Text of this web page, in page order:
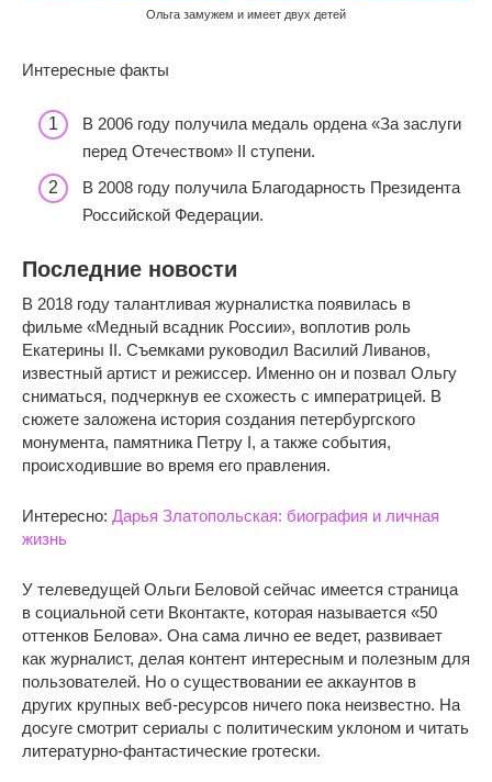
Ольга замужем и имеет двух детей
Интересные факты
В 2006 году получила медаль ордена «За заслуги
перед Отечеством» II ступени.
В 2008 году получила Благодарность Президента
Российской Федерации.
Последние новости
В 2018 году талантливая журналистка появилась в
фильме «Медный всадник России», воплотив роль
Екатерины II. Съемками руководил Василий Ливанов,
известный артист и режиссер. Именно он и позвал Ольгу
сниматься, подчеркнув ее схожесть с императрицей. В
сюжете заложена история создания петербургского
монумента, памятника Петру I, а также события,
происходившие во время его правления.
Интересно: Дарья Златопольская: биография и личная
жизнь
У телеведущей Ольги Беловой сейчас имеется страница
в социальной сети Вконтакте, которая называется «50
оттенков Белова». Она сама лично ее ведет, развивает
как журналист, делая контент интересным и полезным для
пользователей. Но о существовании ее аккаунтов в
других крупных веб-ресурсов ничего пока неизвестно. На
досуге смотрит сериалы с политическим уклоном и читать
литературно-фантастические гротески.